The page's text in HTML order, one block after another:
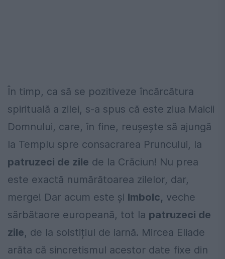
În timp, ca să se pozitiveze încărcătura
spirituală a zilei, s-a spus că este ziua Maicii
Domnului, care, în fine, reuşeşte să ajungă
la Templu spre consacrarea Pruncului, la
patruzeci de zile de la Crăciun! Nu prea
este exactă numărătoarea zilelor, dar,
merge! Dar acum este și Imbolc, veche
sărbătaore europeană, tot la patruzeci de
zile, de la solstițiul de iarnă. Mircea Eliade
arăta că sincretismul acestor date fixe din